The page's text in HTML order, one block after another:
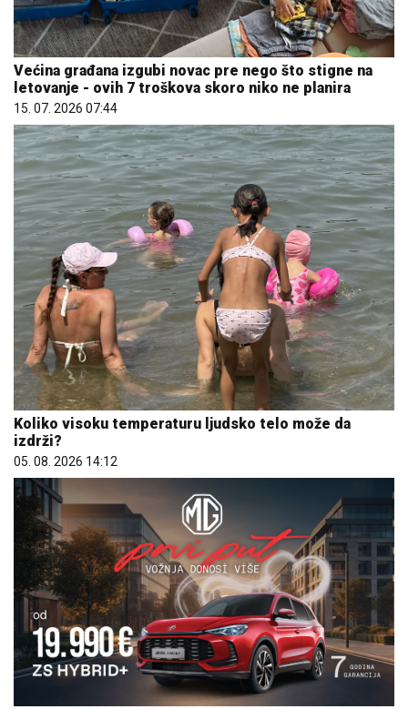
Većina građana izgubi novac pre nego što stigne na
letovanje - ovih 7 troškova skoro niko ne planira
15. 07. 2026 07:44
Koliko visoku temperaturu ljudsko telo može da
izdrži?
05. 08. 2026 14:12